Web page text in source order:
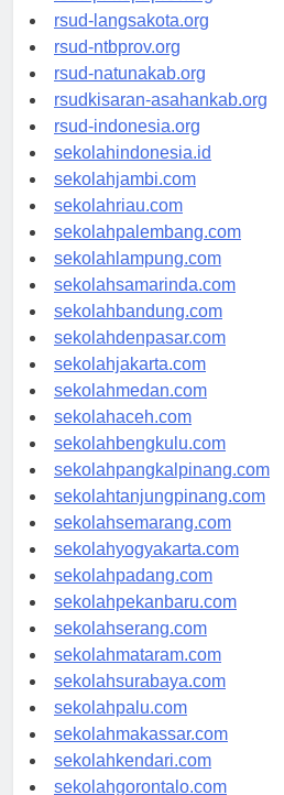
rsudtpi-kepriprov.org
rsud-langsakota.org
rsud-ntbprov.org
rsud-natunakab.org
rsudkisaran-asahankab.org
rsud-indonesia.org
sekolahindonesia.id
sekolahjambi.com
sekolahriau.com
sekolahpalembang.com
sekolahlampung.com
sekolahsamarinda.com
sekolahbandung.com
sekolahdenpasar.com
sekolahjakarta.com
sekolahmedan.com
sekolahaceh.com
sekolahbengkulu.com
sekolahpangkalpinang.com
sekolahtanjungpinang.com
sekolahsemarang.com
sekolahyogyakarta.com
sekolahpadang.com
sekolahpekanbaru.com
sekolahserang.com
sekolahmataram.com
sekolahsurabaya.com
sekolahpalu.com
sekolahmakassar.com
sekolahkendari.com